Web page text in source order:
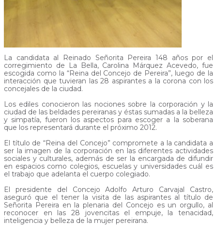
La candidata al Reinado Señorita Pereira 148 años por el
corregimiento de La Bella, Carolina Márquez Acevedo, fue
escogida como la “Reina del Concejo de Pereira”, luego de la
interacción que tuvieran las 28 aspirantes a la corona con los
concejales de la ciudad.
Los ediles conocieron las nociones sobre la corporación y la
ciudad de las beldades pereiranas y éstas sumadas a la belleza
y simpatía, fueron los aspectos para escoger a la soberana
que los representará durante el próximo 2012.
El título de “Reina del Concejo” compromete a la candidata a
ser la imagen de la corporación en las diferentes actividades
sociales y culturales, además de ser la encargada de difundir
en espacios como colegios, escuelas y universidades cuál es
el trabajo que adelanta el cuerpo colegiado.
El presidente del Concejo Adolfo Arturo Carvajal Castro,
aseguró que el tener la visita de las aspirantes al título de
Señorita Pereira en la plenaria del Concejo es un orgullo, al
reconocer en las 28 jovencitas el empuje, la tenacidad,
inteligencia y belleza de la mujer pereirana.